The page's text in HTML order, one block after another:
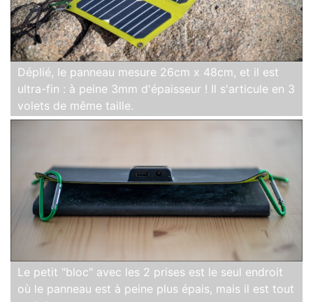
Déplié, le panneau mesure 26cm x 48cm, et il est
ultra-fin : à peine 3mm d'épaisseur ! Il s'articule en 3
volets de même taille.
Le petit "bloc" avec les 2 prises est le seul endroit
où le panneau est à peine plus épais, mais il est tout